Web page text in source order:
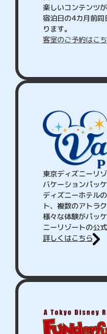
楽しいコンテンツ
宿泊日の4カ月前
ります。
客室のご予約はこ
東京ディズニーリゾ
バケーションパッ
ディズニーホテル
ト、複数のアトラ
様々な体験がパッ
ニーリゾートの公
詳しくはこちら